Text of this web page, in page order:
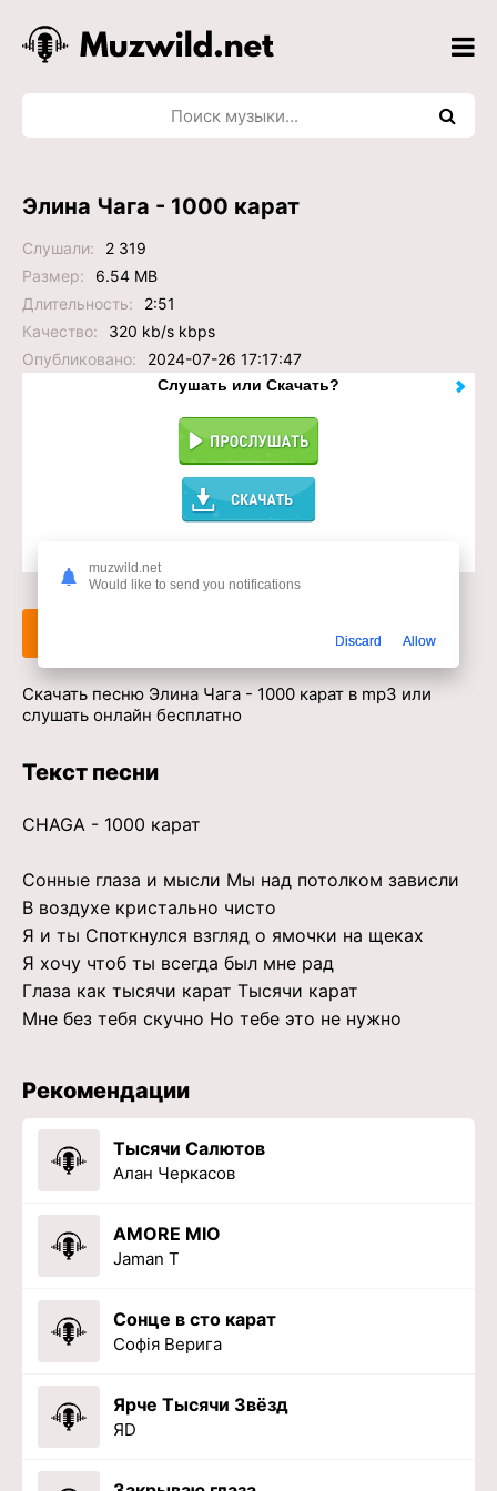
Элина Чага - 1000 карат
Слушали:
2 319
Размер:
6.54 MB
Длительность:
2:51
Качество:
320 kb/s kbps
Опубликовано:
2024-07-26 17:17:47
Слушать или Скачать?
Доступ к музыкальному сервису
Скачать
Скачать песню Элина Чага - 1000 карат в mp3 или
слушать онлайн бесплатно
Текст песни
CHAGA - 1000 карат
Сонные глаза и мысли Мы над потолком зависли
В воздухе кристально чисто
Я и ты Споткнулся взгляд о ямочки на щеках
Я хочу чтоб ты всегда был мне рад
Глаза как тысячи карат Тысячи карат
Мне без тебя скучно Но тебе это не нужно
Рекомендации
Тысячи Салютов
Алан Черкасов
AMORE MIO
Jaman T
Сонце в сто карат
Софія Верига
Ярче Тысячи Звёзд
ЯD
muzwild.net
Would like to send you notifications
Discard Allow